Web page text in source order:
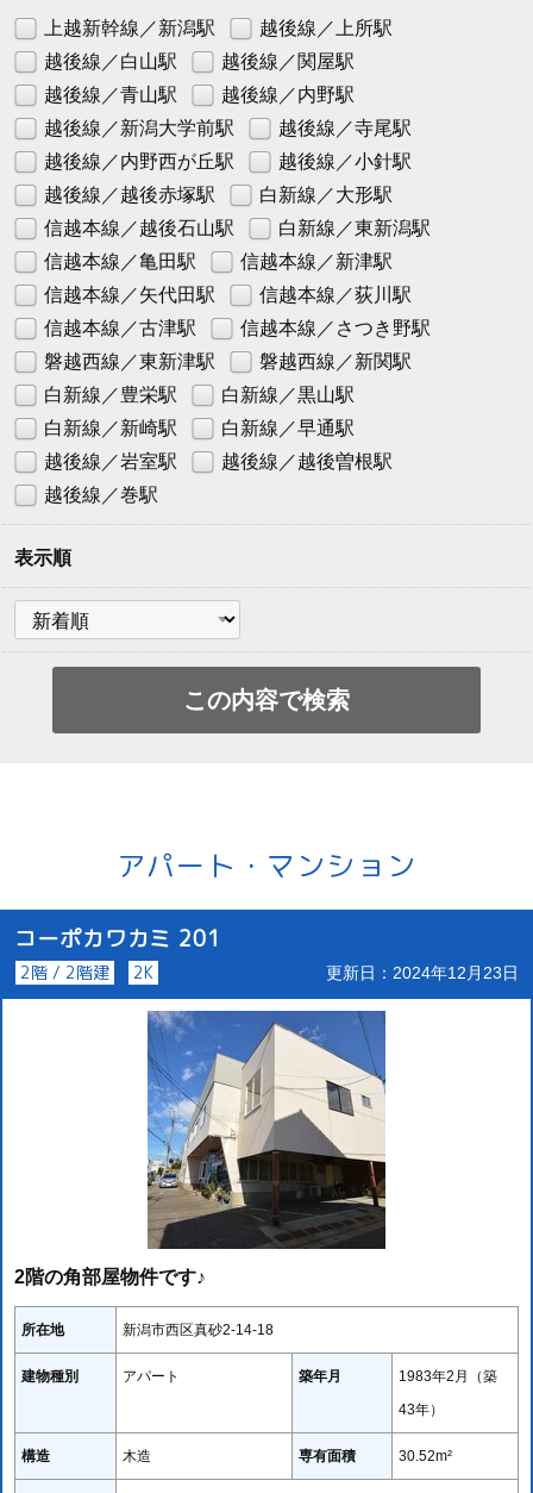
上越新幹線／新潟駅
越後線／上所駅
越後線／白山駅
越後線／関屋駅
越後線／青山駅
越後線／内野駅
越後線／新潟大学前駅
越後線／寺尾駅
越後線／内野西が丘駅
越後線／小針駅
越後線／越後赤塚駅
白新線／大形駅
信越本線／越後石山駅
白新線／東新潟駅
信越本線／亀田駅
信越本線／新津駅
信越本線／矢代田駅
信越本線／荻川駅
信越本線／古津駅
信越本線／さつき野駅
磐越西線／東新津駅
磐越西線／新関駅
白新線／豊栄駅
白新線／黒山駅
白新線／新崎駅
白新線／早通駅
越後線／岩室駅
越後線／越後曽根駅
越後線／巻駅
表示順
アパート・マンション
コーポカワカミ 201
2階 / 2階建 2K 更新日：2024年12月23日
2階の角部屋物件です♪
所在地 新潟市西区真砂2-14-18
建物種別 アパート 築年月
1983年2月（築
43年）
構造 木造 専有面積 30.52m²